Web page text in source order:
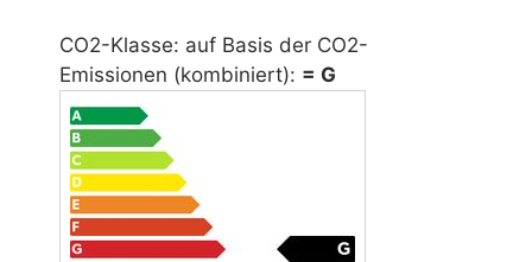
CO2-Klasse: auf Basis der CO2-
Emissionen (kombiniert): = G